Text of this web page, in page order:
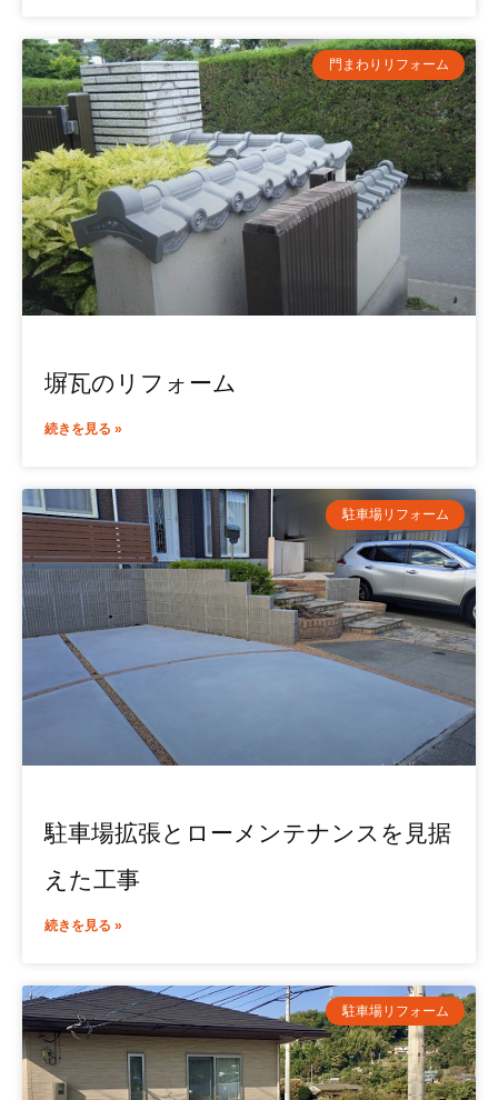
門まわりリフォーム
塀瓦のリフォーム
続きを見る »
駐車場リフォーム
駐車場拡張とローメンテナンスを見据
えた工事
続きを見る »
駐車場リフォーム